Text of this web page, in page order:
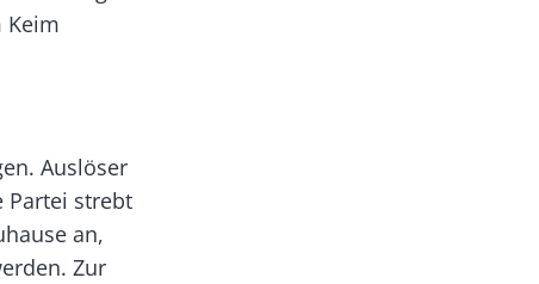
Keim
Auslöser
Partei strebt
an,
Zur